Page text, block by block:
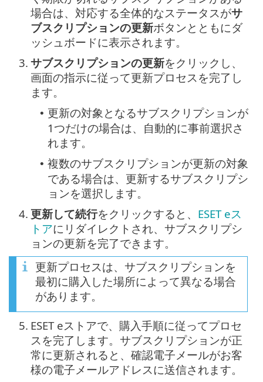
場合は、対応する全体的なステータスがサ
ブスクリプションの更新ボタンとともにダ
ッシュボードに表示されます。
3. サブスクリプションの更新をクリックし、
画面の指示に従って更新プロセスを完了し
ます。
• 更新の対象となるサブスクリプションが
1つだけの場合は、自動的に事前選択さ
れます。
• 複数のサブスクリプションが更新の対象
である場合は、更新するサブスクリプシ
ョンを選択します。
4. 更新して続行をクリックすると、 ESET eス
トアにリダイレクトされ、サブスクリプシ
ョンの更新を完了できます。
更新プロセスは、サブスクリプションを
最初に購入した場所によって異なる場合
があります。
5. ESET eストアで、購入手順に従ってプロセ
スを完了します。サブスクリプションが正
常に更新されると、確認電子メールがお客
様の電子メールアドレスに送信されます。